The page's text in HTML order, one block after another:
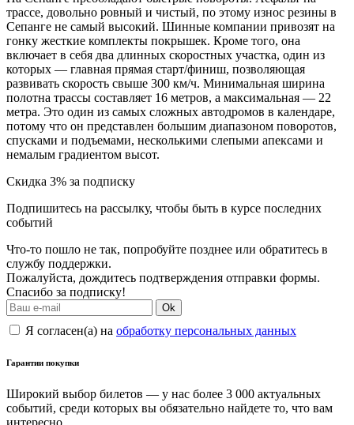
трассе, довольно ровный и чистый, по этому износ резины в
Сепанге не самый высокий. Шинные компании привозят на
гонку жесткие комплекты покрышек. Кроме того, она
включает в себя два длинных скоростных участка, один из
которых — главная прямая старт/финиш, позволяющая
развивать скорость свыше 300 км/ч. Минимальная ширина
полотна трассы составляет 16 метров, а максимальная — 22
метра. Это один из самых сложных автодромов в календаре,
потому что он представлен большим диапазоном поворотов,
спусками и подъемами, несколькими слепыми апексами и
немалым градиентом высот.
Скидка 3% за подписку
Подпишитесь на рассылку, чтобы быть в курсе последних
событий
Что-то пошло не так, попробуйте позднее или обратитесь в
службу поддержки.
Пожалуйста, дождитесь подтверждения отправки формы.
Спасибо за подписку!
Ok
Я согласен(а) на обработку персональных данных
Гарантии покупки
Широкий выбор билетов — у нас более 3 000 актуальных
событий, среди которых вы обязательно найдете то, что вам
интересно.